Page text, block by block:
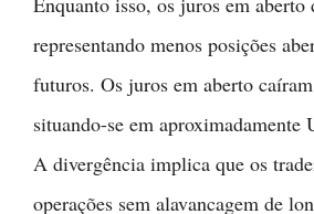
representando menos posições
futuros. Os juros em aberto
situando-se em aproximadamente
A divergência implica que os
operações sem alavancagem de